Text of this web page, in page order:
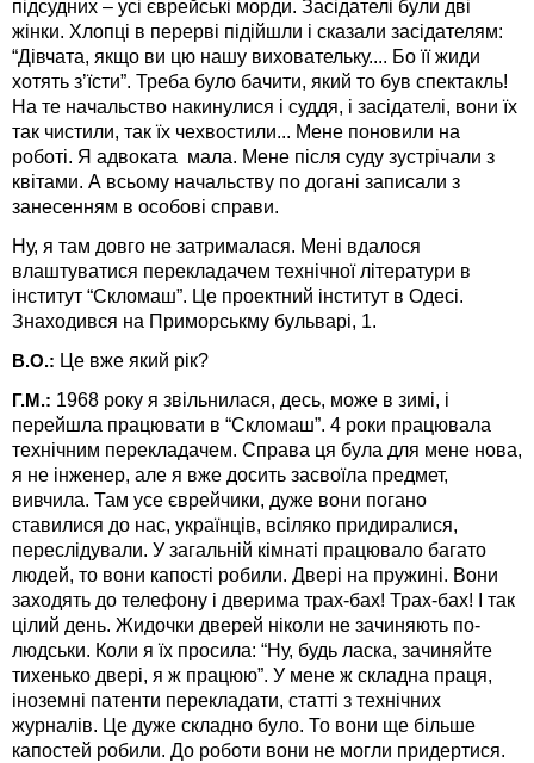
підсудних – усі єврейські морди. Засідателі були дві
жінки. Хлопці в перерві підійшли і сказали засідателям:
“Дівчата, якщо ви цю нашу виховательку.... Бо її жиди
хотять з’їсти”. Треба було бачити, який то був спектакль!
На те начальство накинулися і суддя, і засідателі, вони їх
так чистили, так їх чехвостили... Мене поновили на
роботі. Я адвоката мала. Мене після суду зустрічали з
квітами. А всьому начальству по догані записали з
занесенням в особові справи.
Ну, я там довго не затрималася. Мені вдалося
влаштуватися перекладачем технічної літератури в
інститут “Скломаш”. Це проектний інститут в Одесі.
Знаходився на Приморськму бульварі, 1.
В.О.: Це вже який рік?
Г.М.: 1968 року я звільнилася, десь, може в зимі, і
перейшла працювати в “Скломаш”. 4 роки працювала
технічним перекладачем. Справа ця була для мене нова,
я не інженер, але я вже досить засвоїла предмет,
вивчила. Там усе єврейчики, дуже вони погано
ставилися до нас, українців, всіляко придиралися,
переслідували. У загальній кімнаті працювало багато
людей, то вони капості робили. Двері на пружині. Вони
заходять до телефону і дверима трах-бах! Трах-бах! І так
цілий день. Жидочки дверей ніколи не зачиняють по-
людськи. Коли я їх просила: “Ну, будь ласка, зачиняйте
тихенько двері, я ж працюю”. У мене ж складна праця,
іноземні патенти перекладати, статті з технічних
журналів. Це дуже складно було. То вони ще більше
капостей робили. До роботи вони не могли придертися.